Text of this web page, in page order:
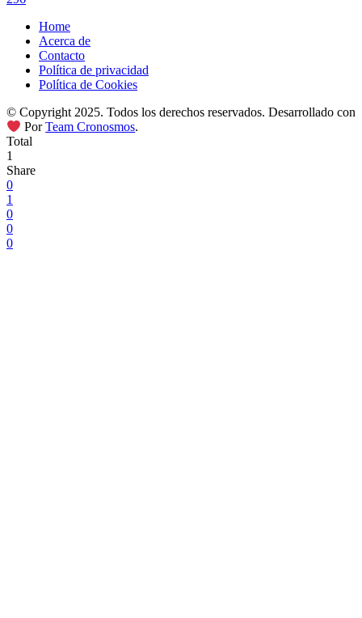
Home
Acerca de
Contacto
Política de privacidad
Política de Cookies
© Copyright 2025. Todos los derechos reservados. Desarrollado con
PorTeam Cronosmos.
Total
1
Share
0
1
0
0
0